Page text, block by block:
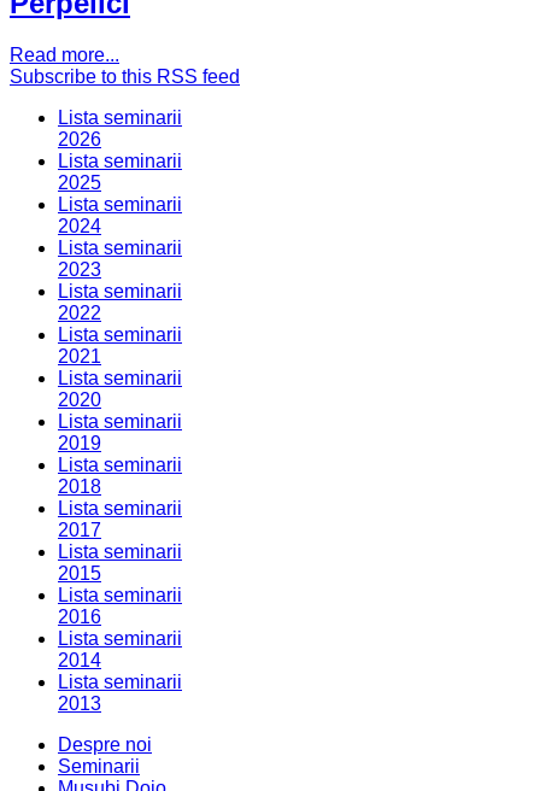
Read more...
Subscribe to this RSS feed
Lista seminarii
2026
Lista seminarii
2025
Lista seminarii
2024
Lista seminarii
2023
Lista seminarii
2022
Lista seminarii
2021
Lista seminarii
2020
Lista seminarii
2019
Lista seminarii
2018
Lista seminarii
2017
Lista seminarii
2015
Lista seminarii
2016
Lista seminarii
2014
Lista seminarii
2013
Despre noi
Seminarii